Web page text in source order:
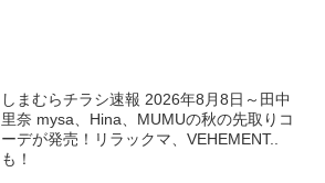
しまむらチラシ速報 2026年8月8日～田中
里奈 mysa、Hina、MUMUの秋の先取りコ
ーデが発売！リラックマ、VEHEMENT..
も！